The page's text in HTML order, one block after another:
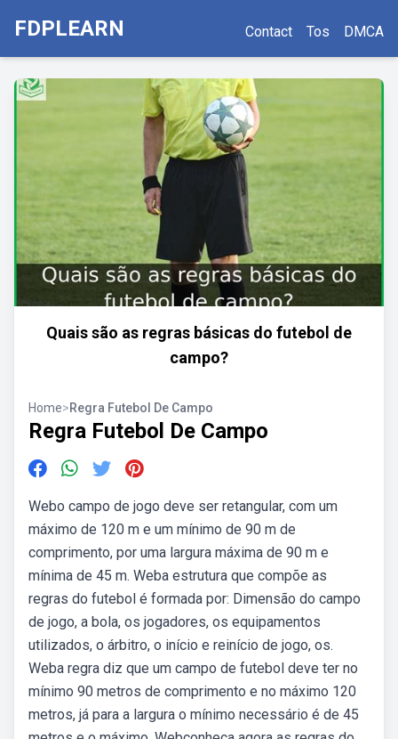
FDPLEARN Contact Tos DMCA
Quais são as regras básicas do futebol de
campo?
Home>Regra Futebol De Campo
Regra Futebol De Campo
Webo campo de jogo deve ser retangular, com um
máximo de 120 m e um mínimo de 90 m de
comprimento, por uma largura máxima de 90 m e
mínima de 45 m. Weba estrutura que compõe as
regras do futebol é formada por: Dimensão do campo
de jogo, a bola, os jogadores, os equipamentos
utilizados, o árbitro, o início e reinício de jogo, os.
Weba regra diz que um campo de futebol deve ter no
mínimo 90 metros de comprimento e no máximo 120
metros, já para a largura o mínimo necessário é de 45